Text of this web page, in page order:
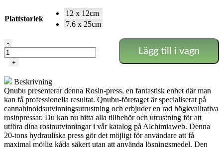
Plattstorlek
12 x 12cm
7.6 x 25cm
Qnubu
20T
Rosin-
mängd
-
+
Lägg till i vagn
Beskrivning
Qnubu presenterar denna Rosin-press, en fantastisk enhet där man
kan få professionella resultat. Qnubu-företaget är specialiserat på
cannabinoidsutvinningsutrustning och erbjuder en rad högkvalitativa
rosinpressar. Du kan nu hitta alla tillbehör och utrustning för att
utföra dina rosinutvinningar i vår katalog på Alchimiaweb. Denna
20-tons hydrauliska press gör det möjligt för användare att få
maximal möjlig kåda säkert utan att använda lösningsmedel. Den